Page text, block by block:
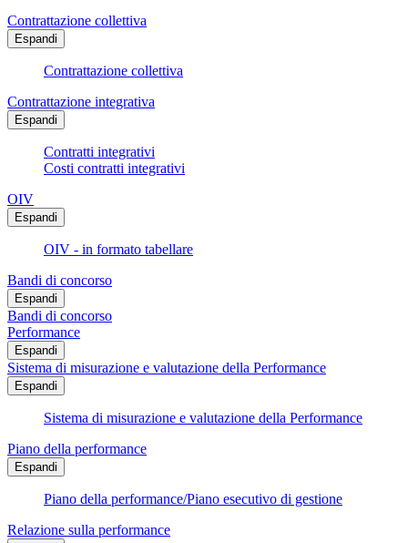
Contrattazione collettiva
Espandi
Contrattazione collettiva
Contrattazione integrativa
Espandi
Contratti integrativi
Costi contratti integrativi
OIV
Espandi
OIV - in formato tabellare
Bandi di concorso
Espandi
Bandi di concorso
Performance
Espandi
Sistema di misurazione e valutazione della Performance
Espandi
Sistema di misurazione e valutazione della Performance
Piano della performance
Espandi
Piano della performance/Piano esecutivo di gestione
Relazione sulla performance